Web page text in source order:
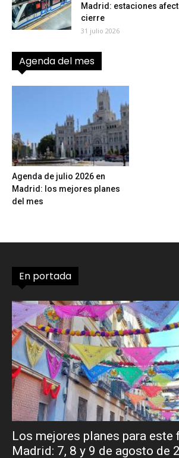
Madrid: estaciones
cierre
31 julio 2026
Agenda del mes
Agenda de julio 2026 en
Madrid: los mejores planes
del mes
En portada
Los mejores planes para este
Madrid: 7, 8 y 9 de agosto de